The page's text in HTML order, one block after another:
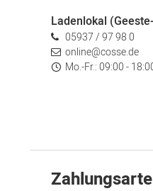
Ladenlokal
05937 / 97 98 0
online@cosse.de
Mo.-Fr.: 09:00 -